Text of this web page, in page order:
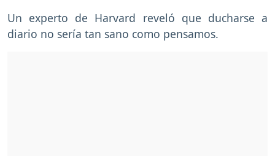
Un experto de Harvard reveló que ducharse a
diario no sería tan sano como pensamos.